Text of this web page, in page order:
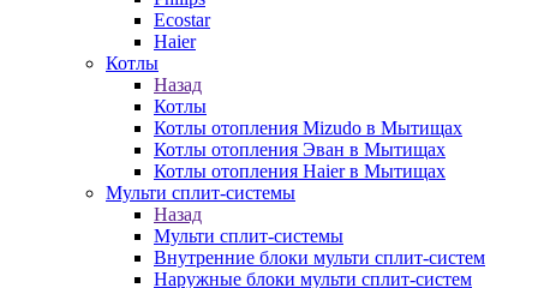
Ecostar
Haier
Котлы
Назад
Котлы
Котлы отопления Mizudo в Мытищах
Котлы отопления Эван в Мытищах
Котлы отопления Haier в Мытищах
Мульти сплит-системы
Назад
Мульти сплит-системы
Внутренние блоки мульти сплит-систем
Наружные блоки мульти сплит-систем